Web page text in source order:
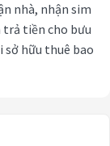
nhà, nhận sim
tiền cho bưu
sở hữu thuê bao